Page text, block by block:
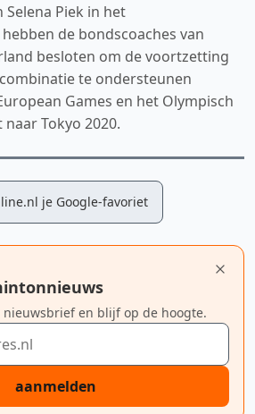
Selena Piek in het
de bondscoaches van
besloten om de voortzetting
te ondersteunen
Games en het Olympisch
Tokyo 2020.
je Google-favoriet
nieuwsbrief en blijf op de hoogte.
aanmelden